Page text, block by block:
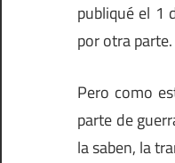
publiqué el 1
por otra parte.
Pero como
parte de
la saben, la